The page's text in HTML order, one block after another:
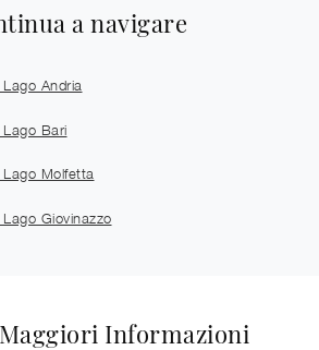
a navigare
Andria
Bari
Molfetta
Giovinazzo
Informazioni